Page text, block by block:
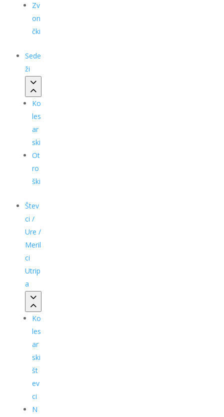
Zv
on
čki
Sede
ži
Ko
les
ar
ski
Ot
ro
ški
Štev
ci /
Ure /
Meril
ci
Utrip
a
Ko
les
ar
ski
št
ev
ci
N